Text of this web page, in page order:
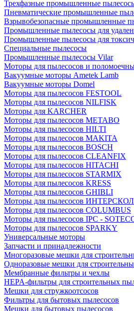
Трехфазные промышленные
Пневматические промышленные
Взрывобезопасные промышленные
Промышленные пылесосы для
Промышленные пылесосы для
Специальные пылесосы
Промышленные пылесосы Vilar
Моторы для пылесосов и
Вакуумные моторы Ametek Lamb
Вакуумные моторы Domel
Моторы для пылесосов FESTOOL
Моторы для пылесосов NILFISK
Моторы для KARCHER
Моторы для пылесосов METABO
Моторы для пылесосов HILTI
Моторы для пылесосов MAKITA
Моторы для пылесосов BOSCH
Моторы для пылесосов CLEANFIX
Моторы для пылесосов HITACHI
Моторы для пылесосов STARMIX
Моторы для пылесосов KRESS
Моторы для пылесосов GHIBLI
Моторы для пылесосов ИНТЕРСКОЛ
Моторы для пылесосов COLUMBUS
Моторы для пылесосов IPC -
Моторы для пылесосов SPARKY
Универсальные моторы
Запчасти и принадлежности
Многоразовые мешки для
Одноразовые мешки для
Мембранные фильтры и чехлы
HEPA-фильтры для строительных
Мешки для стружкоотсосов
Фильтры для бытовых пылесосов
Мешки для бытовых пылесосов